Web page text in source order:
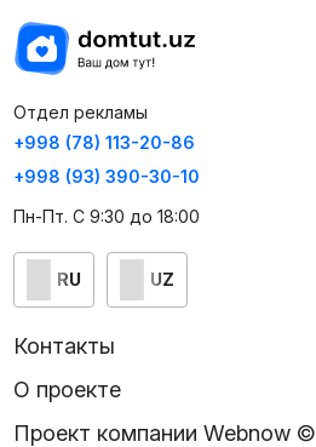
Отдел рекламы
+998 (78) 113-20-86
+998 (93) 390-30-10
Пн-Пт. С 9:30 до 18:00
RU UZ
Контакты
О проекте
Проект компании Webnow ©